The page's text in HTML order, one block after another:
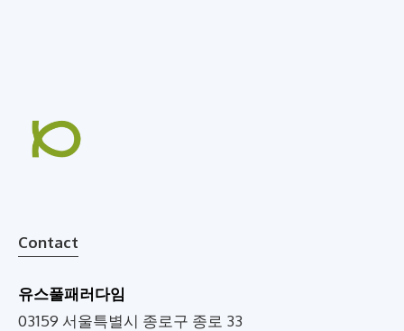
Contact
유스풀패러다임
03159 서울특별시 종로구 종로 33